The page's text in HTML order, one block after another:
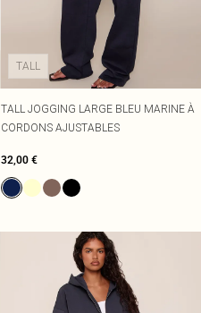
TALL
TALL JOGGING LARGE BLEU MARINE À
CORDONS AJUSTABLES
32,00 €